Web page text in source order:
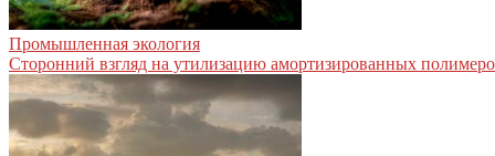
Промышленная экология
Сторонний взгляд на утилизацию амортизированных